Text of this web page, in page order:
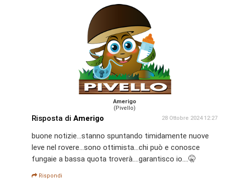
Amerigo
(Pivello)
Risposta di Amerigo 28 Ottobre 2024 12:27
buone notizie...stanno spuntando timidamente nuove
leve nel rovere...sono ottimista...chi può e conosce
fungaie a bassa quota troverà....garantisco io....🤫
Rispondi